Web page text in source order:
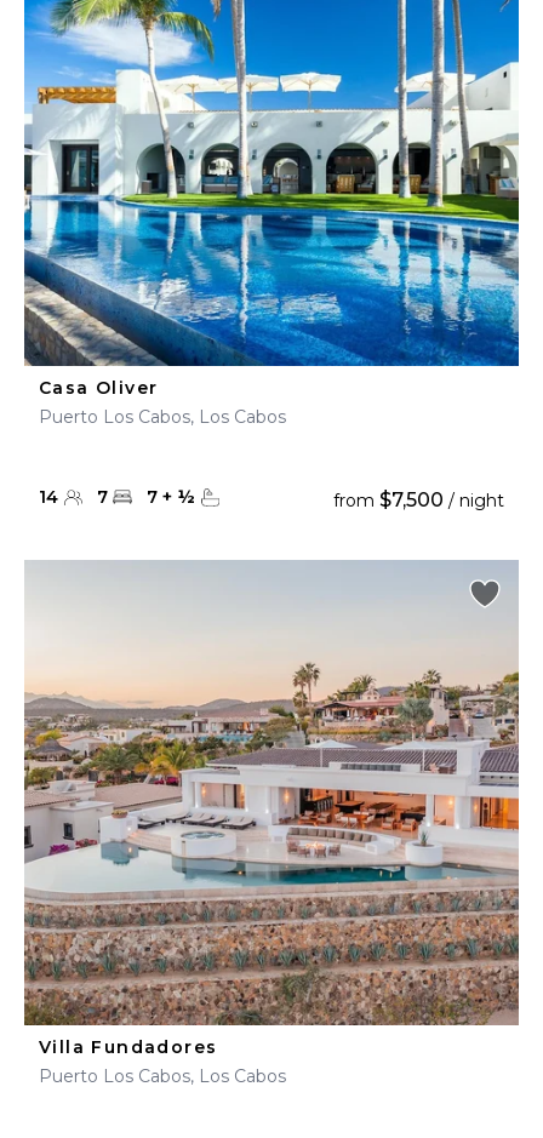
Casa Oliver
Puerto Los Cabos, Los Cabos
14 7 7 + ½ from $7,500 / night
Villa Fundadores
Puerto Los Cabos, Los Cabos